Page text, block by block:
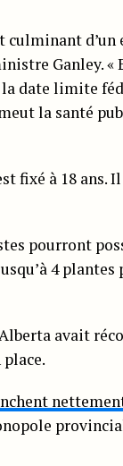
d’un
Ganley. «
date limite
la santé
fixé à 18 ans.
pourront
4 plantes
avait